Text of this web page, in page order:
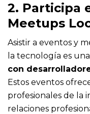
2. Participa
Meetups
Asistir a eventos y
la tecnología es
con
Estos eventos
profesionales de la
relaciones